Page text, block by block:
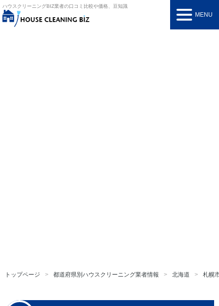
ハウスクリーニングBIZ業者の口コミ比較や価格、豆知識
MENU
トップページ 都道府県別ハウスクリーニング業者情報 北海道 札幌